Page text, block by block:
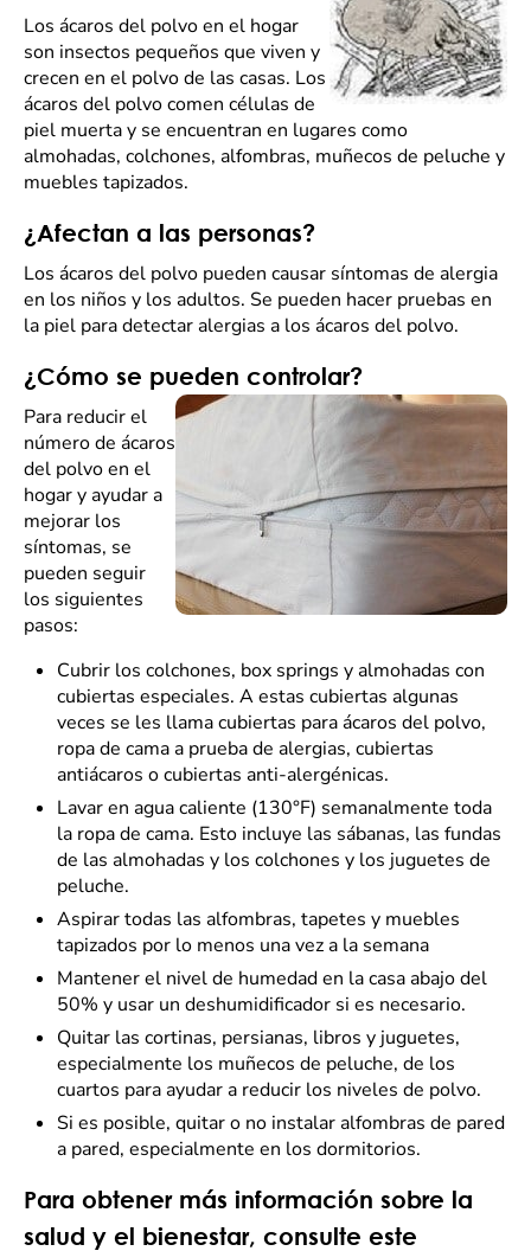
Los ácaros del polvo en el hogar
son insectos pequeños que viven y
crecen en el polvo de las casas. Los
ácaros del polvo comen células de
piel muerta y se encuentran en lugares como
almohadas, colchones, alfombras, muñecos de peluche y
muebles tapizados.
¿Afectan a las personas?
Los ácaros del polvo pueden causar síntomas de alergia
en los niños y los adultos. Se pueden hacer pruebas en
la piel para detectar alergias a los ácaros del polvo.
¿Cómo se pueden controlar?
Para reducir el
número de ácaros
del polvo en el
hogar y ayudar a
mejorar los
síntomas, se
pueden seguir
los siguientes
pasos:
Cubrir los colchones, box springs y almohadas con
cubiertas especiales. A estas cubiertas algunas
veces se les llama cubiertas para ácaros del polvo,
ropa de cama a prueba de alergias, cubiertas
antiácaros o cubiertas anti-alergénicas.
Lavar en agua caliente (130°F) semanalmente toda
la ropa de cama. Esto incluye las sábanas, las fundas
de las almohadas y los colchones y los juguetes de
peluche.
Aspirar todas las alfombras, tapetes y muebles
tapizados por lo menos una vez a la semana
Mantener el nivel de humedad en la casa abajo del
50% y usar un deshumidificador si es necesario.
Quitar las cortinas, persianas, libros y juguetes,
especialmente los muñecos de peluche, de los
cuartos para ayudar a reducir los niveles de polvo.
Si es posible, quitar o no instalar alfombras de pared
a pared, especialmente en los dormitorios.
Para obtener más información sobre la
salud y el bienestar, consulte este